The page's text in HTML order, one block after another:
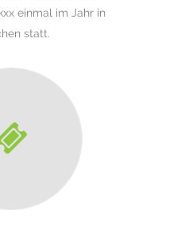
einmal im Jahr in
statt.